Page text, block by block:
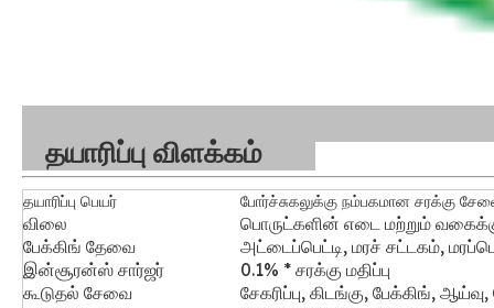
தயாரிப்பு விளக்கம்
தயாரிப்பு பெயர் போர்ச்சுகலுக்கு நம்பகமான சரக்கு
விலை
பொருட்களின் எடை மற்றும்
பேக்கிங் தேவை
அட்டைப்பெட்டி, மரச் சட்டகம்,
இன்சூரன்ஸ் சார்ஜர்
0.1% * சரக்கு மதிப்பு
கூடுதல் சேவை
சேகரிப்பு, கிடங்கு, பேக்கிங்,